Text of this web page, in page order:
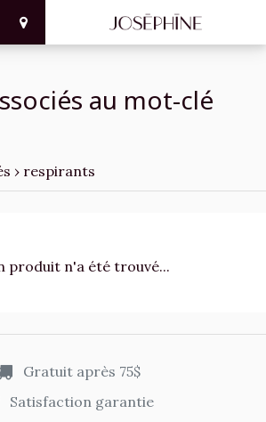
au mot-clé
› respirants
produit n'a été trouvé...
Gratuit après 75$
Satisfaction garantie